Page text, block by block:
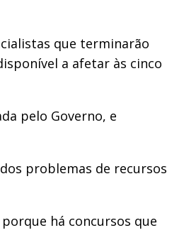
que terminarão
a afetar às cinco
pelo Governo, e
problemas de recursos
há concursos que